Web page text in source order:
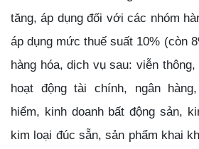
tăng, áp dụng đối với các nhóm
áp dụng mức thuế suất 10% (còn
hàng hóa, dịch vụ sau: viễn
hoạt động tài chính, ngân
hiểm, kinh doanh bất động sản,
kim loại đúc sẵn, sản phẩm khai